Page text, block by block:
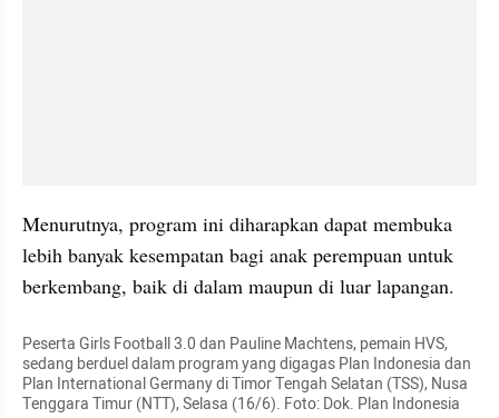
Menurutnya, program ini diharapkan dapat membuka
lebih banyak kesempatan bagi anak perempuan untuk
berkembang, baik di dalam maupun di luar lapangan.
Peserta Girls Football 3.0 dan Pauline Machtens, pemain HVS,
sedang berduel dalam program yang digagas Plan Indonesia dan
Plan International Germany di Timor Tengah Selatan (TSS), Nusa
Tenggara Timur (NTT), Selasa (16/6). Foto: Dok. Plan Indonesia